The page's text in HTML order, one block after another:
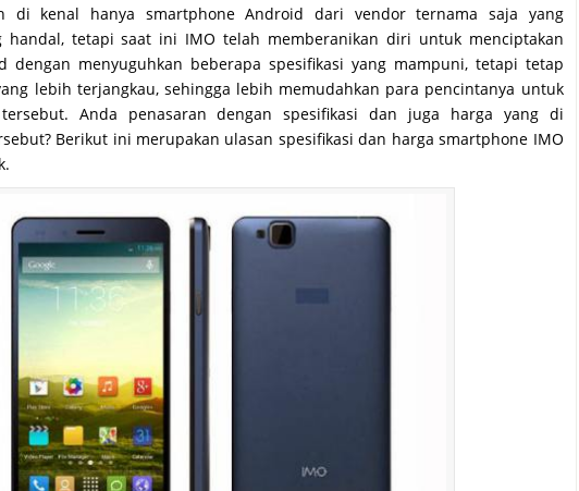
di kenal hanya smartphone Android dari vendor ternama saja yang
handal, tetapi saat ini IMO telah memberanikan diri untuk menciptakan
dengan menyuguhkan beberapa spesifikasi yang mampuni, tetapi tetap
lebih terjangkau, sehingga lebih memudahkan para pencintanya untuk
Anda penasaran dengan spesifikasi dan juga harga yang di
Berikut ini merupakan ulasan spesifikasi dan harga smartphone IMO